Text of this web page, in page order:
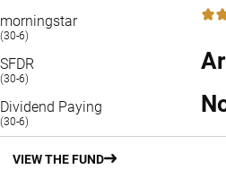
morningstar
(30-6)
5 /
SFDR
(30-6)
Dividend Paying
(30-6)
VIEW THE FUND